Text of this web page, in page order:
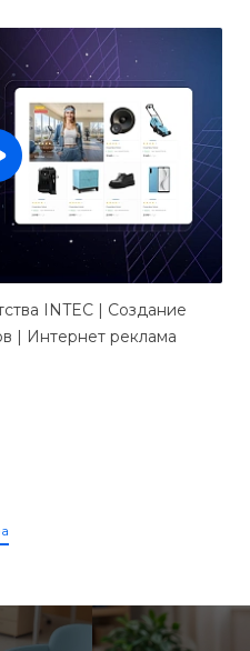
INTEC | Создание
| Интернет реклама